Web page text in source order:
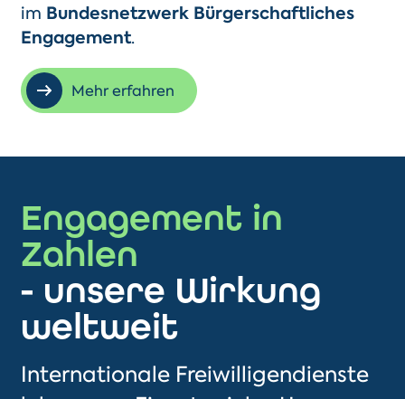
im Bundesnetzwerk Bürgerschaftliches
Engagement.
Mehr erfahren
Engagement in
Zahlen
- unsere Wirkung
weltweit
Internationale Freiwilligendienste